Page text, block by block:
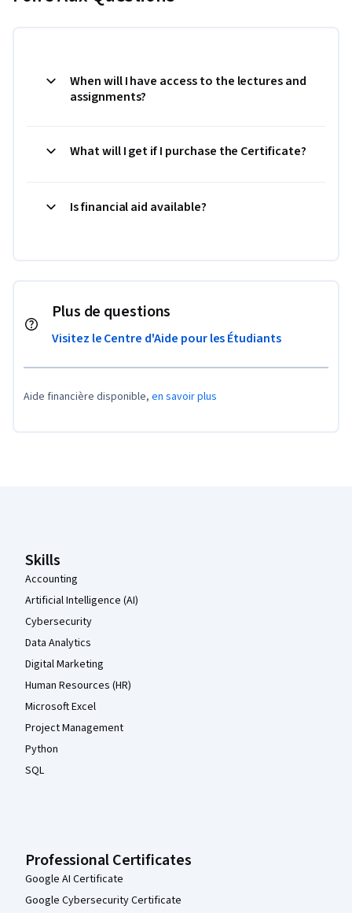
When will I have access to the lectures and
assignments?
What will I get if I purchase the Certificate?
Is financial aid available?
Plus de questions
Visitez le Centre d'Aide pour les Étudiants
Aide financière disponible, en savoir plus
Skills
Accounting
Artificial Intelligence (AI)
Cybersecurity
Data Analytics
Digital Marketing
Human Resources (HR)
Microsoft Excel
Project Management
Python
SQL
Professional Certificates
Google AI Certificate
Google Cybersecurity Certificate